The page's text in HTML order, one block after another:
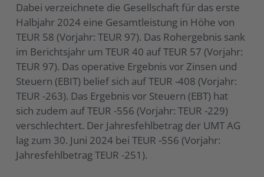
Dabei verzeichnete die Gesellschaft für das erste
Halbjahr 2024 eine Gesamtleistung in Höhe von
TEUR 58 (Vorjahr: TEUR 97). Das Rohergebnis sank
im Berichtsjahr um TEUR 40 auf TEUR 57 (Vorjahr:
TEUR 97). Das operative Ergebnis vor Zinsen und
Steuern (EBIT) belief sich auf TEUR -408 (Vorjahr:
TEUR -263). Das Ergebnis vor Steuern (EBT) hat
sich zudem auf TEUR -556 (Vorjahr: TEUR -229)
verschlechtert. Der Jahresfehlbetrag der UMT AG
lag zum 30. Juni 2024 bei TEUR -556 (Vorjahr:
Jahresfehlbetrag TEUR -251).